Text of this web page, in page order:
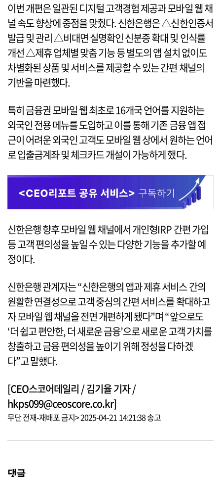
이번 개편은 일관된 디지털 고객경험 제공과 모바일 웹 채
널 속도 향상에 중점을 맞췄다. 신한은행은 △신한인증서
발급 및 관리 △비대면 실명확인 신분증 확대 및 인식률
개선 △제휴 업체별 맞춤 기능 등 별도의 앱 설치 없이도
차별화된 상품 및 서비스를 제공할 수 있는 간편 채널의
기반을 마련했다.
특히 금융권 모바일 웹 최초로 16개국 언어를 지원하는
외국인 전용 메뉴를 도입하고 이를 통해 기존 금융 앱 접
근이 어려운 외국인 고객도 모바일 웹 상에서 원하는 언어
로 입출금계좌 및 체크카드 개설이 가능하게 했다.
신한은행 향후 모바일 웹 채널에서 개인형IRP 간편 가입
등 고객 편의성을 높일 수 있는 다양한 기능을 추가할 예
정이다.
신한은행 관계자는 “신한은행의 앱과 제휴 서비스 간의
원활한 연결성으로 고객 중심의 간편 서비스를 확대하고
자 모바일 웹 채널을 전면 개편하게 됐다”며 “앞으로도
‘더 쉽고 편안한, 더 새로운 금융’으로 새로운 고객 가치를
창출하고 금융 편의성을 높이기 위해 정성을 다하겠
다”고 말했다.
[CEO스코어데일리 / 김기율 기자 /
hkps099@ceoscore.co.kr]
무단 전재-재배포 금지> 2025-04-21 14:21:38 송고
댓글